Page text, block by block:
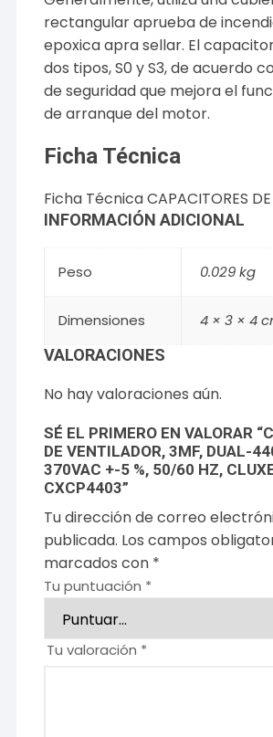
rectangular aprueba de
epoxica apra sellar. El
dos tipos, S0 y S3, de acuerdo
de seguridad que mejora el
de arranque del motor.
Ficha Técnica
Ficha Técnica CAPACITORES DE
INFORMACIÓN ADICIONAL
Peso 0.029 kg
Dimensiones
4 × 3 × 4
VALORACIONES
No hay valoraciones aún.
SÉ EL PRIMERO EN VALORAR
DE VENTILADOR, 3MF, DUAL-
370VAC +-5 %, 50/60 HZ,
CXCP4403”
Tu dirección de correo
publicada. Los campos
marcados con *
Tu puntuación *
Tu valoración *